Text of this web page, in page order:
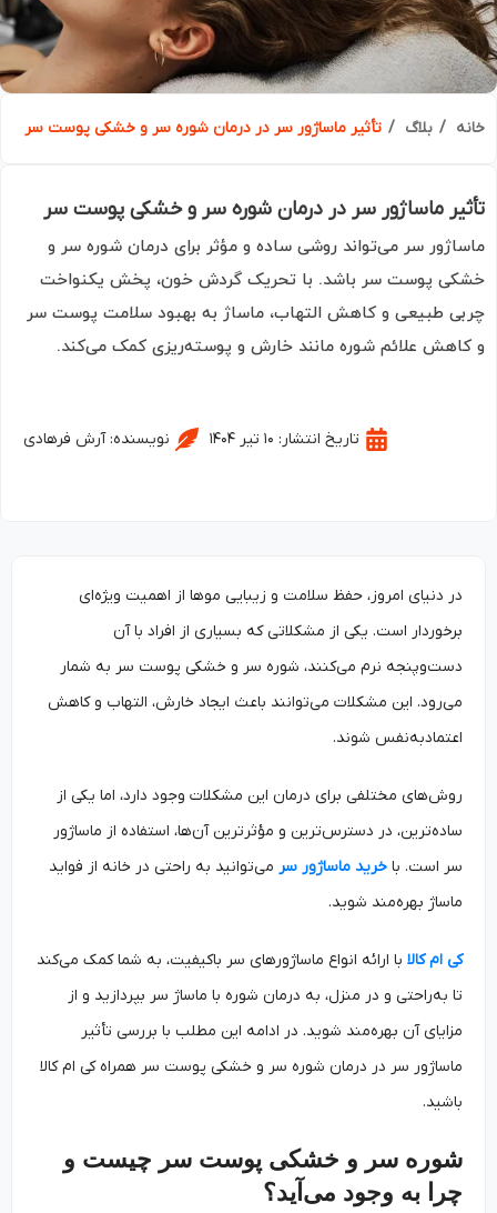
بلاگ تأثیر ماساژور سر در درمان شوره سر و خشکی پوست سر
ماساژور سر در درمان شوره سر و خشکی پوست سر
سر می‌تواند روشی ساده و مؤثر برای درمان شوره سر و
پوست سر باشد. با تحریک گردش خون، پخش یکنواخت
طبیعی و کاهش التهاب، ماساژ به بهبود سلامت پوست سر
علائم شوره مانند خارش و پوسته‌ریزی کمک می‌کند.
تاریخ انتشار: ۱۰ تیر ۱۴۰۴ نویسنده:آرش فرهادی
در دنیای امروز، حفظ سلامت و زیبایی موها از اهمیت ویژه‌ای
برخوردار است. یکی از مشکلاتی که بسیاری از افراد با آن
دست‌وپنجه نرم می‌کنند، شوره سر و خشکی پوست سر به شمار
می‌رود. این مشکلات می‌توانند باعث ایجاد خارش، التهاب و کاهش
اعتمادبه‌نفس شوند.
روش‌های مختلفی برای درمان این مشکلات وجود دارد، اما یکی از
ساده‌ترین، در دسترس‌ترین و مؤثرترین آن‌ها، استفاده از ماساژور
سر است. باخرید ماساژور سرمی‌توانید به راحتی در خانه از فواید
ماساژ بهره‌مند شوید.
کی ام کالا با ارائه انواع ماساژورهای سر باکیفیت، به شما کمک می‌کند
تا به‌راحتی و در منزل، به درمان شوره با ماساژ سر بپردازید و از
مزایای آن بهره‌مند شوید. در ادامه این مطلب با بررسی تأثیر
ماساژور سر در درمان شوره سر و خشکی پوست سر همراه کی ام کالا
باشید.
شوره سر و خشکی پوست سر چیست و
چرا به وجود می‌آید؟